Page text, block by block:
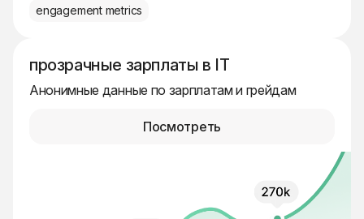
engagement metrics
прозрачные зарплаты в IT
Анонимные данные по зарплатам и грейдам
Посмотреть